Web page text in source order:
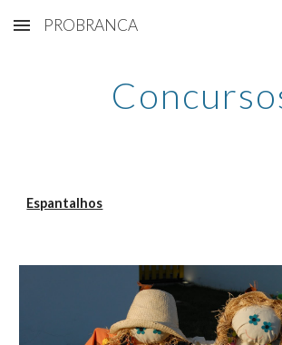
Skip to main content
PROBRANCA
Espantalhos